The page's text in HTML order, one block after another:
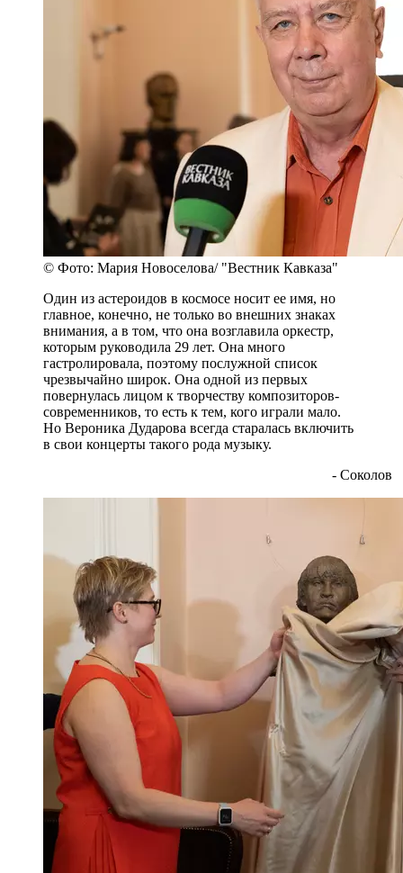
© Фото: Мария Новоселова/ "Вестник Кавказа"
Один из астероидов в космосе носит ее имя, но
главное, конечно, не только во внешних знаках
внимания, а в том, что она возглавила оркестр,
которым руководила 29 лет. Она много
гастролировала, поэтому послужной список
чрезвычайно широк. Она одной из первых
повернулась лицом к творчеству композиторов-
современников, то есть к тем, кого играли мало.
Но Вероника Дударова всегда старалась включить
в свои концерты такого рода музыку.
- Соколов